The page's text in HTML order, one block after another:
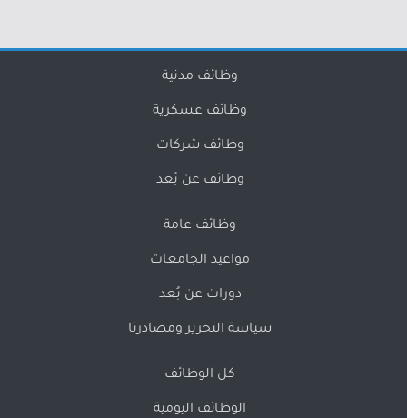
وظائف مدنية
وظائف عسكرية
وظائف شركات
وظائف عن بُعد
وظائف عامة
مواعيد الجامعات
دورات عن بُعد
سياسة التحرير ومصادرنا
كل الوظائف
الوظائف اليومية